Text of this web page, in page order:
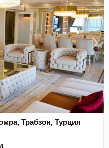
Трабзон, Турция
4